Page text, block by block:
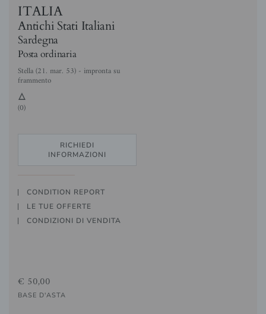
ITALIA
Antichi Stati Italiani
Sardegna
Posta ordinaria
Stella (21. mar. 53) - impronta su
frammento
3
(0)
RICHIEDI
INFORMAZIONI
CONDITION REPORT
LE TUE OFFERTE
CONDIZIONI DI VENDITA
€ 50,00
BASE D'ASTA